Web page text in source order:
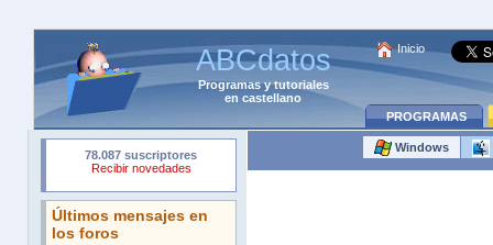
ABCdatos
Programasytutoriales
en castellano
Inicio
PROGRAMAS
Windows